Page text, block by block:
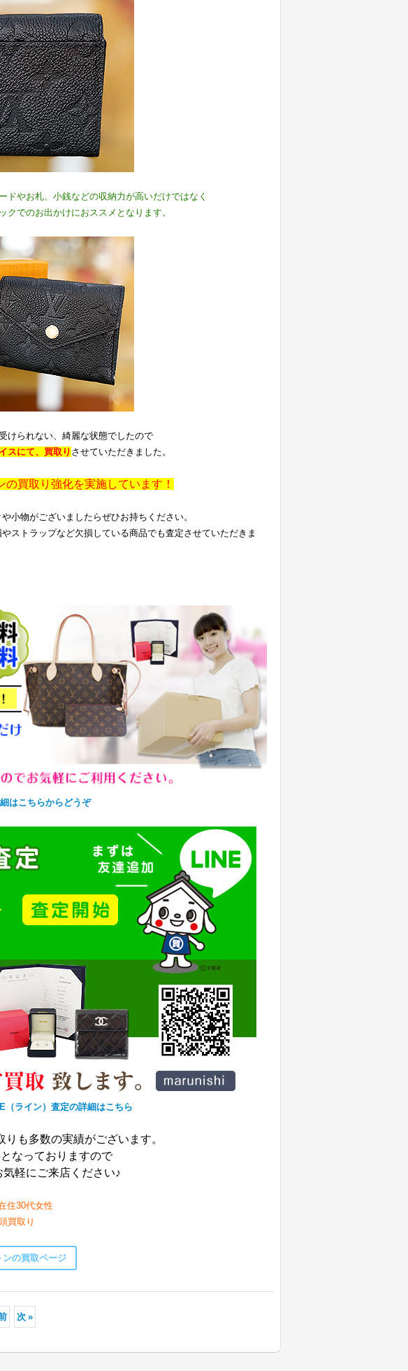
ドやお札、小銭などの収納力が高いだけではなく
クでのお出かけにおススメとなります。
けられない、綺麗な状態でしたので
スにて、買取りさせていただきました。
買取り強化を実施しています！
小物がございましたらぜひお持ちください。
ストラップなど欠損している商品でも査定させていただきま
はこちらからどうぞ
（ライン）査定の詳細はこちら
も多数の実績がございます。
なっておりますので
軽にご来店ください♪
住30代女性
買取り
ンの買取ページ
次 »